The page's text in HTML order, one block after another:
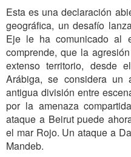
Esta es una declaración
geográfica, un desafío
Eje le ha comunicado al
comprende, que la
extenso territorio, desde
Arábiga, se considera un
antigua división entre
por la amenaza
ataque a Beirut puede
el mar Rojo. Un ataque a
Mandeb.